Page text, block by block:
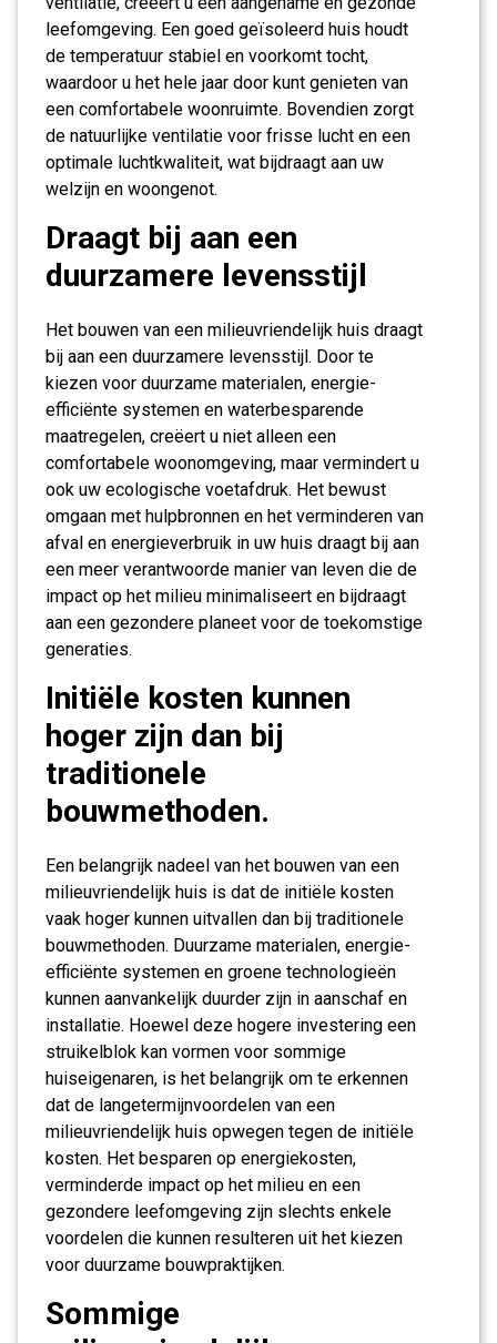
leefomgeving. Een goed geïsoleerd huis houdt
de temperatuur stabiel en voorkomt tocht,
waardoor u het hele jaar door kunt genieten van
een comfortabele woonruimte. Bovendien zorgt
de natuurlijke ventilatie voor frisse lucht en een
optimale luchtkwaliteit, wat bijdraagt aan uw
welzijn en woongenot.
Draagt bij aan een
duurzamere levensstijl
Het bouwen van een milieuvriendelijk huis draagt
bij aan een duurzamere levensstijl. Door te
kiezen voor duurzame materialen, energie-
efficiënte systemen en waterbesparende
maatregelen, creëert u niet alleen een
comfortabele woonomgeving, maar vermindert u
ook uw ecologische voetafdruk. Het bewust
omgaan met hulpbronnen en het verminderen van
afval en energieverbruik in uw huis draagt bij aan
een meer verantwoorde manier van leven die de
impact op het milieu minimaliseert en bijdraagt
aan een gezondere planeet voor de toekomstige
generaties.
Initiële kosten kunnen
hoger zijn dan bij
traditionele
bouwmethoden.
Een belangrijk nadeel van het bouwen van een
milieuvriendelijk huis is dat de initiële kosten
vaak hoger kunnen uitvallen dan bij traditionele
bouwmethoden. Duurzame materialen, energie-
efficiënte systemen en groene technologieën
kunnen aanvankelijk duurder zijn in aanschaf en
installatie. Hoewel deze hogere investering een
struikelblok kan vormen voor sommige
huiseigenaren, is het belangrijk om te erkennen
dat de langetermijnvoordelen van een
milieuvriendelijk huis opwegen tegen de initiële
kosten. Het besparen op energiekosten,
verminderde impact op het milieu en een
gezondere leefomgeving zijn slechts enkele
voordelen die kunnen resulteren uit het kiezen
voor duurzame bouwpraktijken.
Sommige